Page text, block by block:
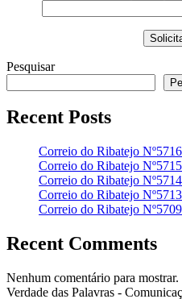
Pesquisar
Recent Posts
Correio do Ribatejo
Correio do Ribatejo
Correio do Ribatejo
Correio do Ribatejo
Correio do Ribatejo
Recent Comments
Nenhum comentário para mostrar.
Verdade das Palavras -